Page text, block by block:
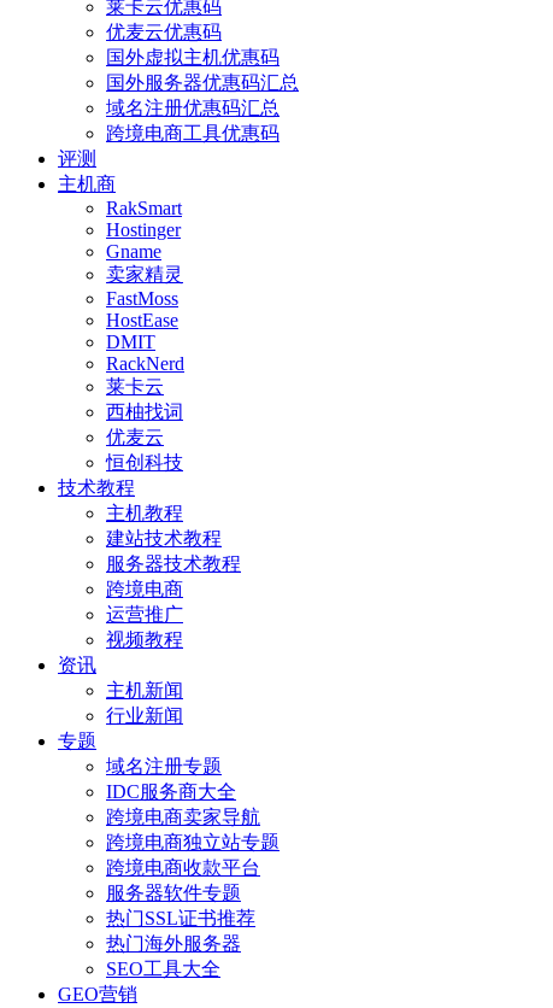
莱卡云优惠码
优麦云优惠码
国外虚拟主机优惠码
国外服务器优惠码汇总
域名注册优惠码汇总
跨境电商工具优惠码
评测
主机商
RakSmart
Hostinger
Gname
卖家精灵
FastMoss
HostEase
DMIT
RackNerd
莱卡云
西柚找词
优麦云
恒创科技
技术教程
主机教程
建站技术教程
服务器技术教程
跨境电商
运营推广
视频教程
资讯
主机新闻
行业新闻
专题
域名注册专题
IDC服务商大全
跨境电商卖家导航
跨境电商独立站专题
跨境电商收款平台
服务器软件专题
热门SSL证书推荐
热门海外服务器
SEO工具大全
GEO营销